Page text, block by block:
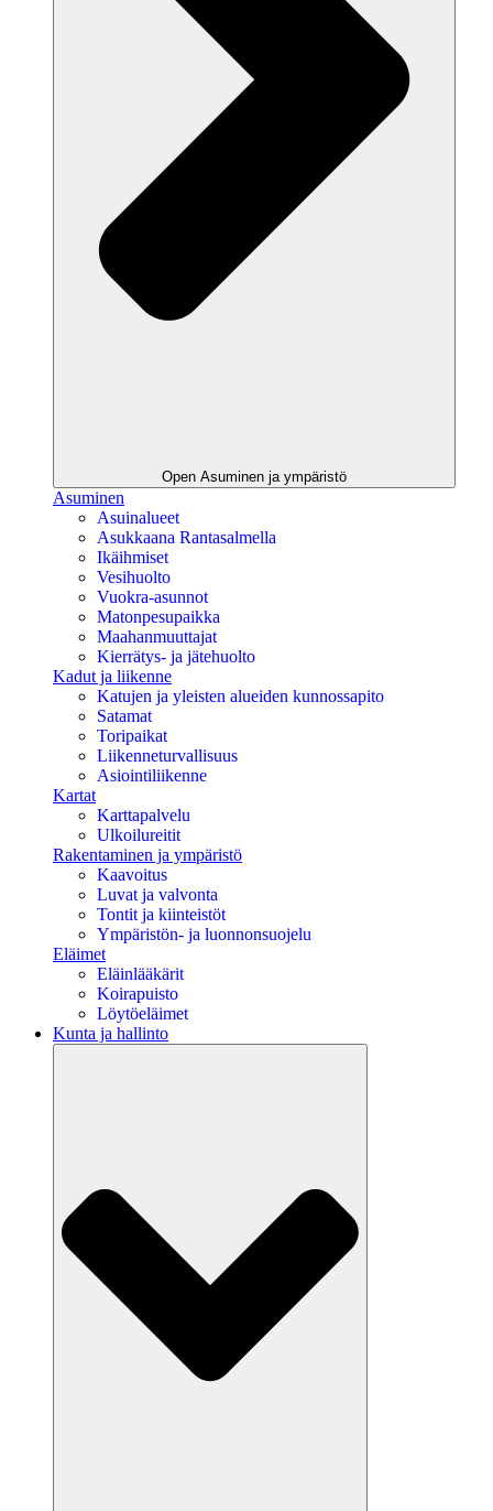
Open Asuminen ja ympäristö
Asuminen
Asuinalueet
Asukkaana Rantasalmella
Ikäihmiset
Vesihuolto
Vuokra-asunnot
Matonpesupaikka
Maahanmuuttajat
Kierrätys- ja jätehuolto
Kadut ja liikenne
Katujen ja yleisten alueiden kunnossapito
Satamat
Toripaikat
Liikenneturvallisuus
Asiointiliikenne
Kartat
Karttapalvelu
Ulkoilureitit
Rakentaminen ja ympäristö
Kaavoitus
Luvat ja valvonta
Tontit ja kiinteistöt
Ympäristön- ja luonnonsuojelu
Eläimet
Eläinlääkärit
Koirapuisto
Löytöeläimet
Kunta ja hallinto